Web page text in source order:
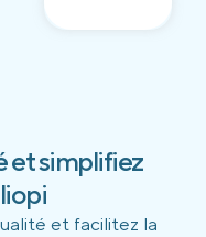
et simplifiez
et facilitez la